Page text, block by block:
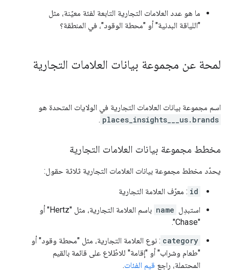
ما هو عدد العلامات التجارية التابعة لفئة معيّنة، مثل
"اللياقة البدنية" أو "محطة الوقود"، في المنطقة؟
لمحة عن مجموعة بيانات العلامات التجارية
اسم مجموعة بيانات العلامات التجارية في الولايات المتحدة هو
places_insights___us.brands
.
مخطط مجموعة بيانات العلامات التجارية
يحدّد مخطط مجموعة بيانات العلامات التجارية ثلاثة حقول:
id : معرّف العلامة التجارية
استبدِل name
باسم العلامة التجارية، مثل "Hertz" أو
"Chase".
category : نوع العلامة التجارية، مثل "محطة وقود" أو
"طعام وشراب" أو "إقامة" للاطّلاع على قائمة بالقيم
المحتملة، راجِع قيم الفئات.